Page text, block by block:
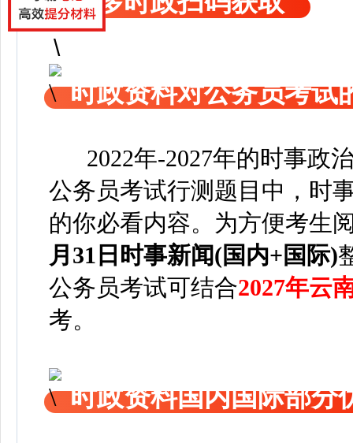
时政资料对公务员考试
2022年-2027年的时事政
公务员考试行测题目中，时
的你必看内容。为方便考生
月31日 时事新闻(国内+国际)
公务员考试可结合2027年云
考。
时政资料国内国际部分